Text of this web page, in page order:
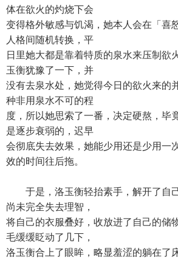
体在欲火的灼烧下会
变得格外敏感与饥渴，她本人会在「喜
人格间随机转换，平
日里她大都是靠着特质的泉水来压制
玉衡犹豫了一下，并
没有去泉水处，她觉得今日的欲火来的
种非用泉水不可的程
度，所以她思索了一番，决定硬熬，毕
是逐步衰弱的，迟早
会彻底失去效果，她能少用还是少用一
效的时间往后拖。
于是，洛玉衡轻抬素手，解开了自
尚未完全失去理智，
将自己的衣服叠好，收放进了自己的储
毛缓缓眨动了几下，
洛玉衡合上了眼眸，略显羞涩的躺在